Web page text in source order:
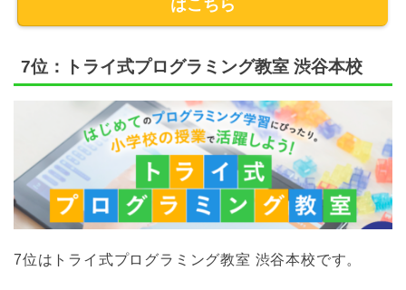
はこちら
7位：トライ式プログラミング教室 渋谷本校
7位はトライ式プログラミング教室 渋谷本校です。